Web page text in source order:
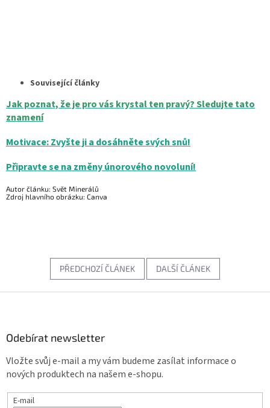
Související články
Jak poznat, že je pro vás krystal ten pravý? Sledujte tato
znamení
Motivace: Zvyšte ji a dosáhněte svých snů!
Připravte se na změny únorového novoluní!
Autor článku: Svět Minerálů
Zdroj hlavního obrázku: Canva
PŘEDCHOZÍ ČLÁNEK DALŠÍ ČLÁNEK
Odebírat newsletter
Vložte svůj e-mail a my vám budeme zasílat informace o
nových produktech na našem e-shopu.
E-mail